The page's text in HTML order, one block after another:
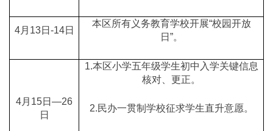
4月13日-14日
本区所有义务教育学校开展“校园开放
日”。
4月15日—26
日
1.本区小学五年级学生初中入学关键信息
核对、更正。
2.民办一贯制学校征求学生直升意愿。